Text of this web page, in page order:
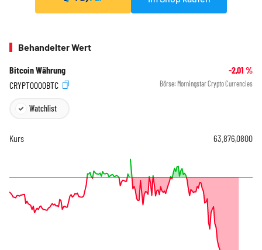
Behandelter Wert
Bitcoin Währung -2,01 %
CRYPT0000BTC
Börse: Morningstar Crypto Currencies
Watchlist
Kurs 63.876,0800